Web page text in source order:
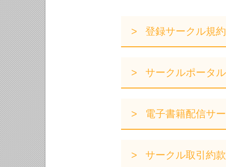
登録サークル規約
サークルポータ
電子書籍配信サ
サークル取引約款